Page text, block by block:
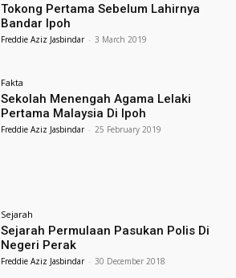
Tokong Pertama Sebelum Lahirnya
Bandar Ipoh
Freddie Aziz Jasbindar - 3 March 2019
Fakta
Sekolah Menengah Agama Lelaki
Pertama Malaysia Di Ipoh
Freddie Aziz Jasbindar - 25 February 2019
Sejarah
Sejarah Permulaan Pasukan Polis Di
Negeri Perak
Freddie Aziz Jasbindar - 30 December 2018